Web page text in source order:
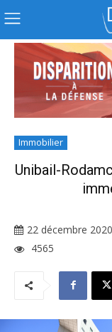
Immobilier
Unibail-
22 décembre
4565